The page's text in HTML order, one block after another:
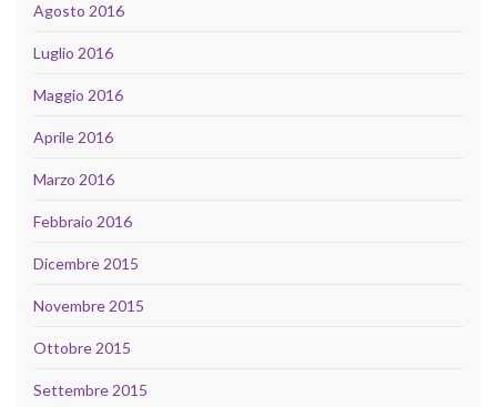
Agosto 2016
Luglio 2016
Maggio 2016
Aprile 2016
Marzo 2016
Febbraio 2016
Dicembre 2015
Novembre 2015
Ottobre 2015
Settembre 2015